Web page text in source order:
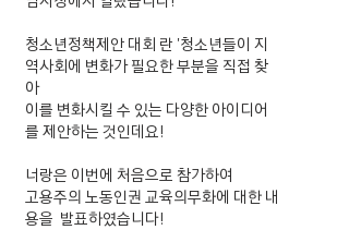
청소년정책제안 대회 란 '청소년들이 지
역사회에 변화가 필요한 부분을 직접 찾
아
이를 변화시킬 수 있는 다양한 아이디어
를 제안하는 것인데요!
너랑은 이번에 처음으로 참가하여
고용주의 노동인권 교육의무화에 대한 내
용을 발표하였습니다!